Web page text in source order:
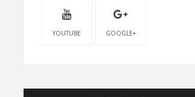
YOUTUBE GOOGLE+